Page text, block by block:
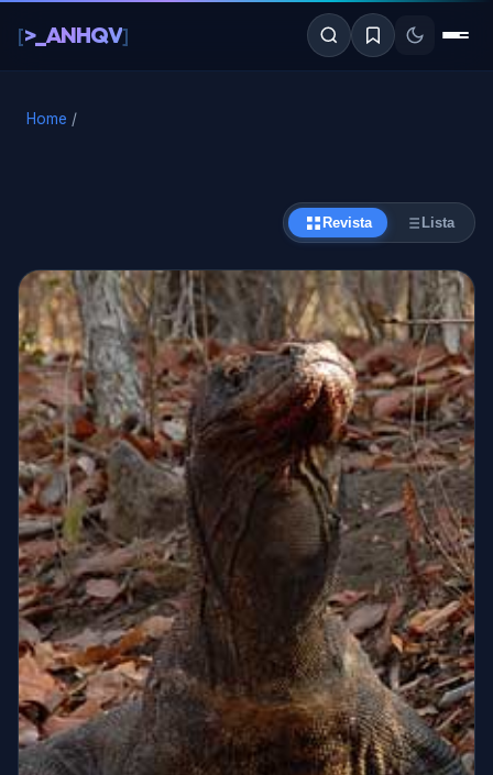
contenido
[>_ANHQV]
Home /
Revista Lista